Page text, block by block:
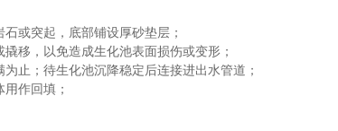
或突起，底部铺设厚砂垫层；
移，以免造成生化池表面损伤或变形；
；待生化池沉降稳定后连接进出水管道；
作回填；